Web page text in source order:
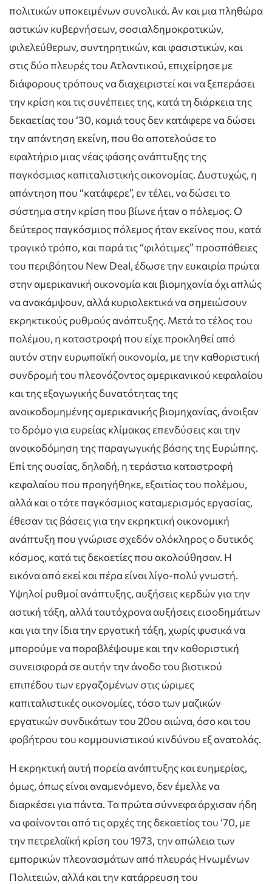
πολιτικών υποκειμένων συνολικά. Αν και μια πληθώρα
αστικών κυβερνήσεων, σοσιαλδημοκρατικών,
φιλελεύθερων, συντηρητικών, και φασιστικών, και
στις δύο πλευρές του Ατλαντικού, επιχείρησε με
διάφορους τρόπους να διαχειριστεί και να ξεπεράσει
την κρίση και τις συνέπειες της, κατά τη διάρκεια της
δεκαετίας του ‘30, καμιά τους δεν κατάφερε να δώσει
την απάντηση εκείνη, που θα αποτελούσε το
εφαλτήριο μιας νέας φάσης ανάπτυξης της
παγκόσμιας καπιταλιστικής οικονομίας. Δυστυχώς, η
απάντηση που “κατάφερε”, εν τέλει, να δώσει το
σύστημα στην κρίση που βίωνε ήταν ο πόλεμος. Ο
δεύτερος παγκόσμιος πόλεμος ήταν εκείνος που, κατά
τραγικό τρόπο, και παρά τις “φιλότιμες” προσπάθειες
του περιβόητου New Deal, έδωσε την ευκαιρία πρώτα
στην αμερικανική οικονομία και βιομηχανία όχι απλώς
να ανακάμψουν, αλλά κυριολεκτικά να σημειώσουν
εκρηκτικούς ρυθμούς ανάπτυξης. Μετά το τέλος του
πολέμου, η καταστροφή που είχε προκληθεί από
αυτόν στην ευρωπαϊκή οικονομία, με την καθοριστική
συνδρομή του πλεονάζοντος αμερικανικού κεφαλαίου
και της εξαγωγικής δυνατότητας της
ανοικοδομημένης αμερικανικής βιομηχανίας, άνοιξαν
το δρόμο για ευρείας κλίμακας επενδύσεις και την
ανοικοδόμηση της παραγωγικής βάσης της Ευρώπης.
Επί της ουσίας, δηλαδή, η τεράστια καταστροφή
κεφαλαίου που προηγήθηκε, εξαιτίας του πολέμου,
αλλά και ο τότε παγκόσμιος καταμερισμός εργασίας,
έθεσαν τις βάσεις για την εκρηκτική οικονομική
ανάπτυξη που γνώρισε σχεδόν ολόκληρος ο δυτικός
κόσμος, κατά τις δεκαετίες που ακολούθησαν. Η
εικόνα από εκεί και πέρα είναι λίγο-πολύ γνωστή.
Υψηλοί ρυθμοί ανάπτυξης, αυξήσεις κερδών για την
αστική τάξη, αλλά ταυτόχρονα αυξήσεις εισοδημάτων
και για την ίδια την εργατική τάξη, χωρίς φυσικά να
μπορούμε να παραβλέψουμε και την καθοριστική
συνεισφορά σε αυτήν την άνοδο του βιοτικού
επιπέδου των εργαζομένων στις ώριμες
καπιταλιστικές οικονομίες, τόσο των μαζικών
εργατικών συνδικάτων του 20ου αιώνα, όσο και του
φοβήτρου του κομμουνιστικού κινδύνου εξ ανατολάς.
Η εκρηκτική αυτή πορεία ανάπτυξης και ευημερίας,
όμως, όπως είναι αναμενόμενο, δεν έμελλε να
διαρκέσει για πάντα. Τα πρώτα σύννεφα άρχισαν ήδη
να φαίνονται από τις αρχές της δεκαετίας του ‘70, με
την πετρελαϊκή κρίση του 1973, την απώλεια των
εμπορικών πλεονασμάτων από πλευράς Ηνωμένων
Πολιτειών, αλλά και την κατάρρευση του